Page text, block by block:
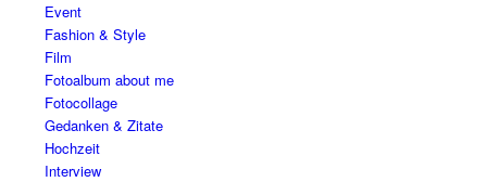
Event
Fashion & Style
Film
Fotoalbum about me
Fotocollage
Gedanken & Zitate
Hochzeit
Interview